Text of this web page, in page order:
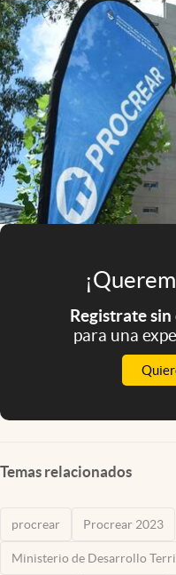
Clase
Clima
Mundial 2026
Eventos Corporativos
El Cronista Studio
Mediakit
abre en nueva pestaña
Registrate
para una
Temas relacionados
procrear Procrear 2023
Ministerio de Desarrollo